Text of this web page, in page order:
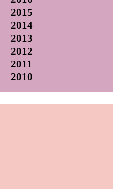
2015
2014
2013
2012
2011
2010